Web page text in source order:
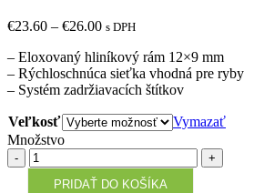
€23.60 – €26.00 s DPH
– Eloxovaný hliníkový rám 12×9 mm
– Rýchloschnúca sieťka vhodná pre ryby
– Systém zadržiavacích štítkov
Veľkosť
Vymazať
Množstvo
Množstvo
PRIDAŤ DO KOŠÍKA